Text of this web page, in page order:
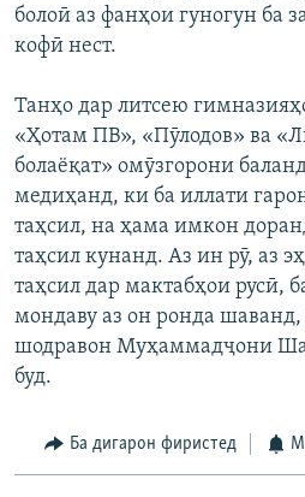
болоӣ аз фанҳои гуногун ба
кофӣ нест.
Танҳо дар литсею
«Ҳотам ПВ», «Пӯлодов» ва
болаёқат» омӯзгорони
медиҳанд, ки ба иллати
таҳсил, на ҳама имкон
таҳсил кунанд. Аз ин рӯ, аз
таҳсил дар мактабҳои русӣ,
мондаву аз он ронда
шодравон Муҳаммадҷони
буд.
Ба дигарон фиристед